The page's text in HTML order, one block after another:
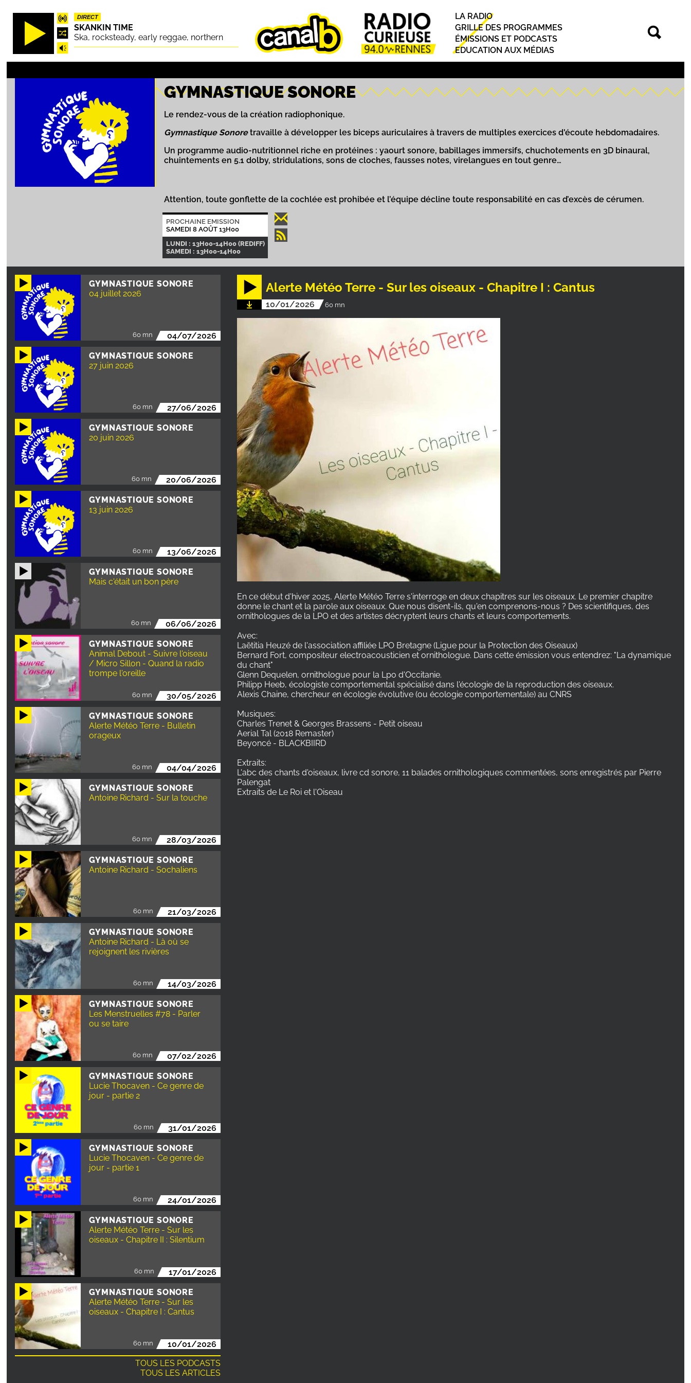
Aller
principal
DIRECT
SKANKIN TIME
Ska, rocksteady, early reggae, northern
Principal
LA RADIO
GRILLE DES PROGRAMMES
ÉMISSIONS ET PODCASTS
EDUCATION AUX MÉDIAS
GYMNASTIQUE SONORE
Le rendez-vous de la création radiophonique.
Gymnastique Sonoretravaille à développer les biceps auriculaires à travers de multiples exercices d'écoute hebdomadaires.
Un programme audio-nutritionnel riche en protéines : yaourt sonore, babillages immersifs, chuchotements en 3D binaural,
chuintements en 5.1 dolby, stridulations, sons de cloches, fausses notes, virelangues en tout genre…
Attention, toute gonflette de la cochlée est prohibée et l’équipe décline toute responsabilité en cas d’excès de cérumen.
PROCHAINE EMISSION
SAMEDI 8 AOÛT 13H00
LUNDI : 13H00-14H00 (REDIFF)
SAMEDI : 13H00-14H00
GYMNASTIQUE SONORE
04 juillet 2026
60 mn 04/07/2026
GYMNASTIQUE SONORE
27 juin 2026
60 mn 27/06/2026
GYMNASTIQUE SONORE
20 juin 2026
60 mn 20/06/2026
GYMNASTIQUE SONORE
13 juin 2026
60 mn 13/06/2026
GYMNASTIQUE SONORE
Mais c'était un bon père
60 mn 06/06/2026
GYMNASTIQUE SONORE
Animal Debout - Suivre l'oiseau
/ Micro Sillon - Quand la radio
trompe l'oreille
60 mn 30/05/2026
GYMNASTIQUE SONORE
Alerte Météo Terre - Bulletin
orageux
60 mn 04/04/2026
GYMNASTIQUE SONORE
Antoine Richard - Sur la touche
60 mn 28/03/2026
GYMNASTIQUE SONORE
Antoine Richard - Sochaliens
60 mn 21/03/2026
GYMNASTIQUE SONORE
Antoine Richard - Là où se
rejoignent les rivières
60 mn 14/03/2026
GYMNASTIQUE SONORE
Les Menstruelles #78 - Parler
ou se taire
60 mn 07/02/2026
GYMNASTIQUE SONORE
Lucie Thocaven - Ce genre de
jour - partie 2
60 mn 31/01/2026
GYMNASTIQUE SONORE
Lucie Thocaven - Ce genre de
jour - partie 1
60 mn 24/01/2026
GYMNASTIQUE SONORE
Alerte Météo Terre - Sur les
oiseaux - Chapitre II : Silentium
60 mn 17/01/2026
GYMNASTIQUE SONORE
Alerte Météo Terre - Sur les
oiseaux - Chapitre I : Cantus
60 mn
10/01/2026
TOUS LES PODCASTS
TOUS LES ARTICLES
Alerte Météo Terre - Sur les oiseaux - Chapitre I : Cantus
10/01/2026 60 mn
En ce début d'hiver 2025, Alerte Météo Terre s'interroge en deux chapitres sur les oiseaux. Le premier chapitre
donne le chant et la parole aux oiseaux. Que nous disent-ils, qu'en comprenons-nous ? Des scientifiques, des
ornithologues de la LPO et des artistes décryptent leurs chants et leurs comportements.
Avec:
Laëtitia Heuzé de l'association affiliée LPO Bretagne (Ligue pour la Protection des Oiseaux)
Bernard Fort, compositeur electroacousticien et ornithologue. Dans cette émission vous entendrez: "La dynamique
du chant"
Glenn Dequelen, ornithologue pour la Lpo d'Occitanie.
Philipp Heeb, écologiste comportemental spécialisé dans l'écologie de la reproduction des oiseaux.
Alexis Chaine, chercheur en écologie évolutive (ou écologie comportementale) au CNRS
Musiques:
Charles Trenet & Georges Brassens - Petit oiseau
Aerial Tal (2018 Remaster)
Beyoncé - BLACKBIIRD
Extraits:
L'abc des chants d'oiseaux, livre cd sonore, 11 balades ornithologiques commentées, sons enregistrés par Pierre
Palengat
Extraits de Le Roi et l'Oiseau